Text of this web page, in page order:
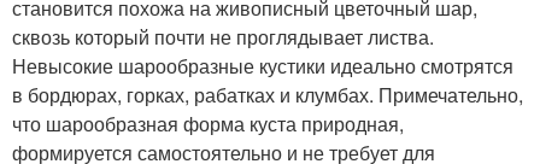
становится похожа на живописный цветочный шар,
сквозь который почти не проглядывает листва.
Невысокие шарообразные кустики идеально смотрятся
в бордюрах, горках, рабатках и клумбах. Примечательно,
что шарообразная форма куста природная,
формируется самостоятельно и не требует для